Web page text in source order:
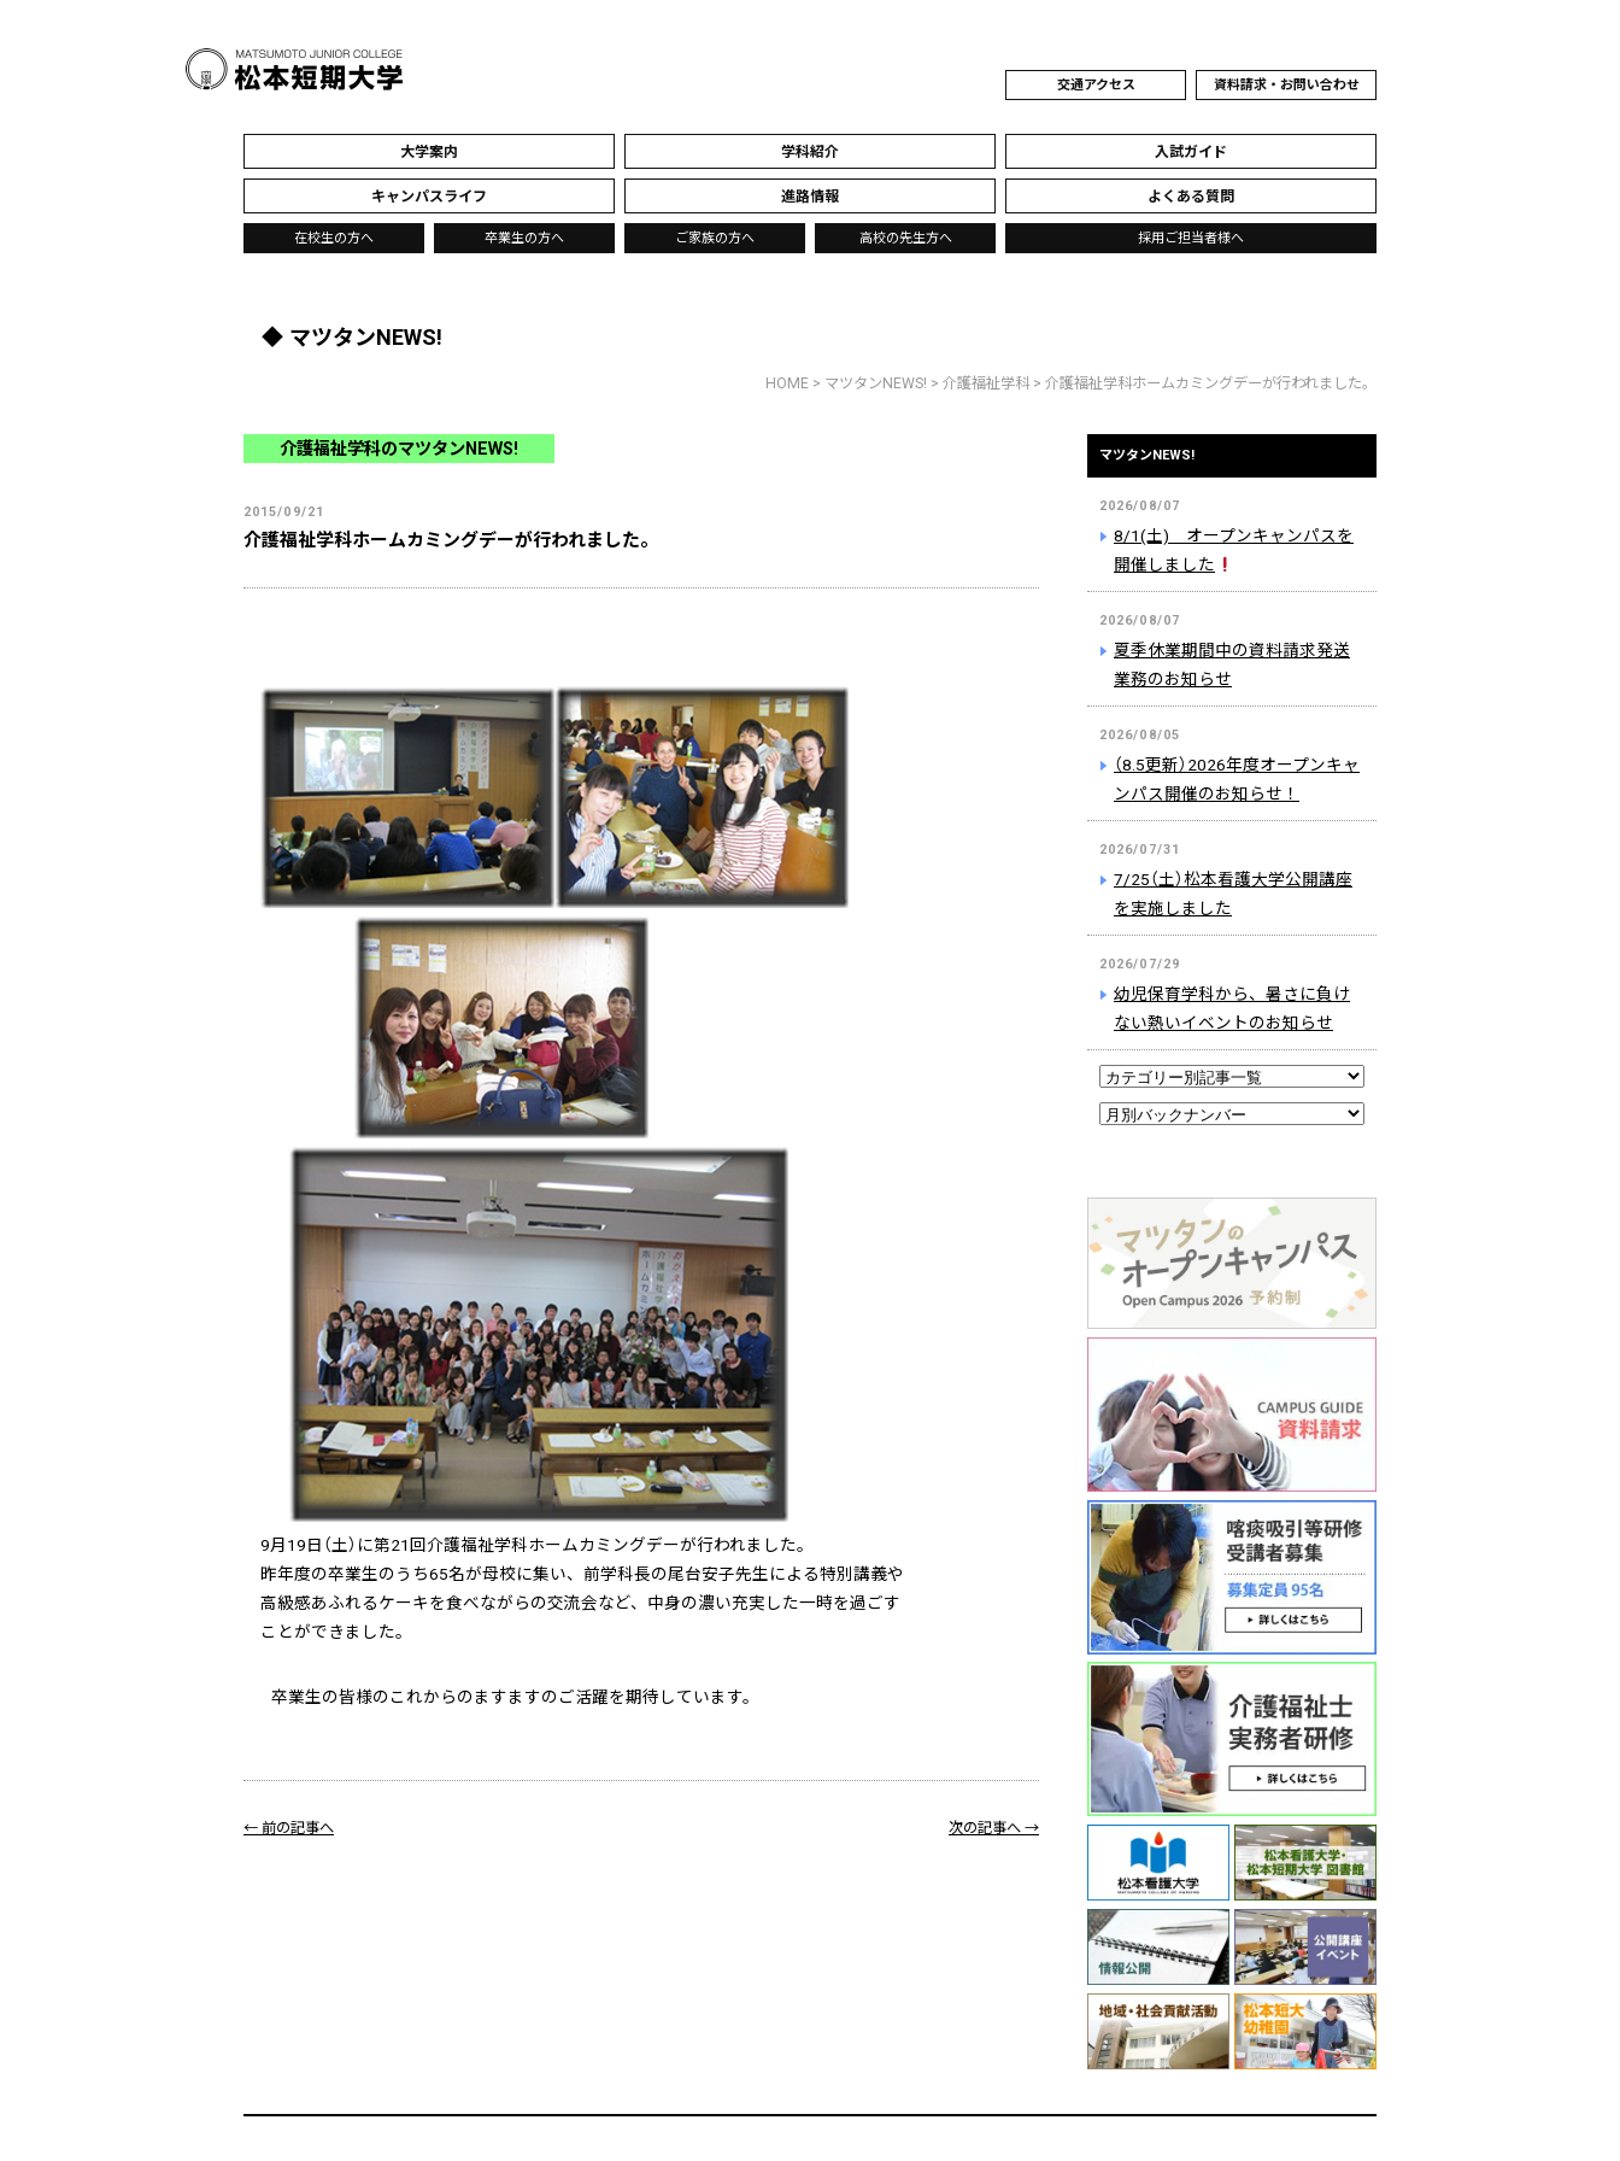
交通アクセス 資料請求・お問い合わせ
大学案内 学科紹介 入試ガイド
キャンパスライフ 進路情報 よくある質問
在校生の方へ 卒業生の方へ ご家族の方へ 高校の先生方へ 採用ご担当者様へ
マツタンNEWS!
HOME > マツタンNEWS! > 介護福祉学科> 介護福祉学科ホームカミングデーが行われました。
介護福祉学科のマツタンNEWS!
2015/09/21
介護福祉学科ホームカミングデーが行われました。
9月19日（土）に第21回介護福祉学科ホームカミングデーが行われました。
昨年度の卒業生のうち65名が母校に集い、前学科長の尾台安子先生による特別講義や
高級感あふれるケーキを食べながらの交流会など、中身の濃い充実した一時を過ごす
ことができました。
卒業生の皆様のこれからのますますのご活躍を期待しています。
← 前の記事へ 次の記事へ →
マツタンNEWS!
2026/08/07
8/1(土) オープンキャンパスを
開催しました
2026/08/07
夏季休業期間中の資料請求発送
業務のお知らせ
2026/08/05
（8.5更新）2026年度オープンキャ
ンパス開催のお知らせ！
2026/07/31
7/25（土）松本看護大学公開講座
を実施しました
2026/07/29
幼児保育学科から、暑さに負け
ない熱いイベントのお知らせ